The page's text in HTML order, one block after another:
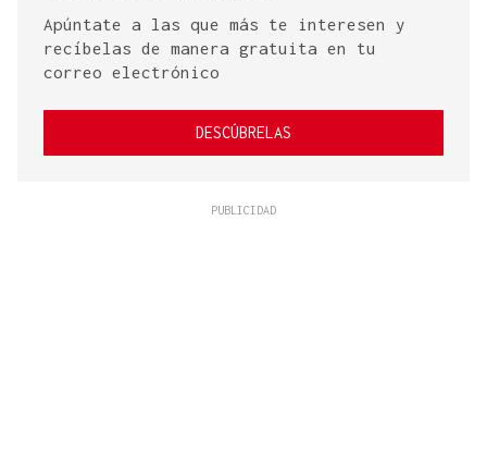
Apúntate a las que más te interesen y
recíbelas de manera gratuita en tu
correo electrónico
DESCÚBRELAS